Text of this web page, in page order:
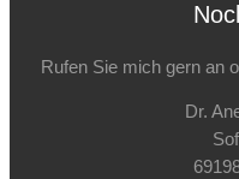
Rufen Sie mich gern an
Dr.